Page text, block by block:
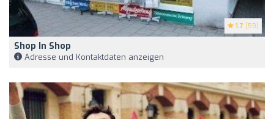
1.7 (59)
Shop In Shop
Adresse und Kontaktdaten anzeigen